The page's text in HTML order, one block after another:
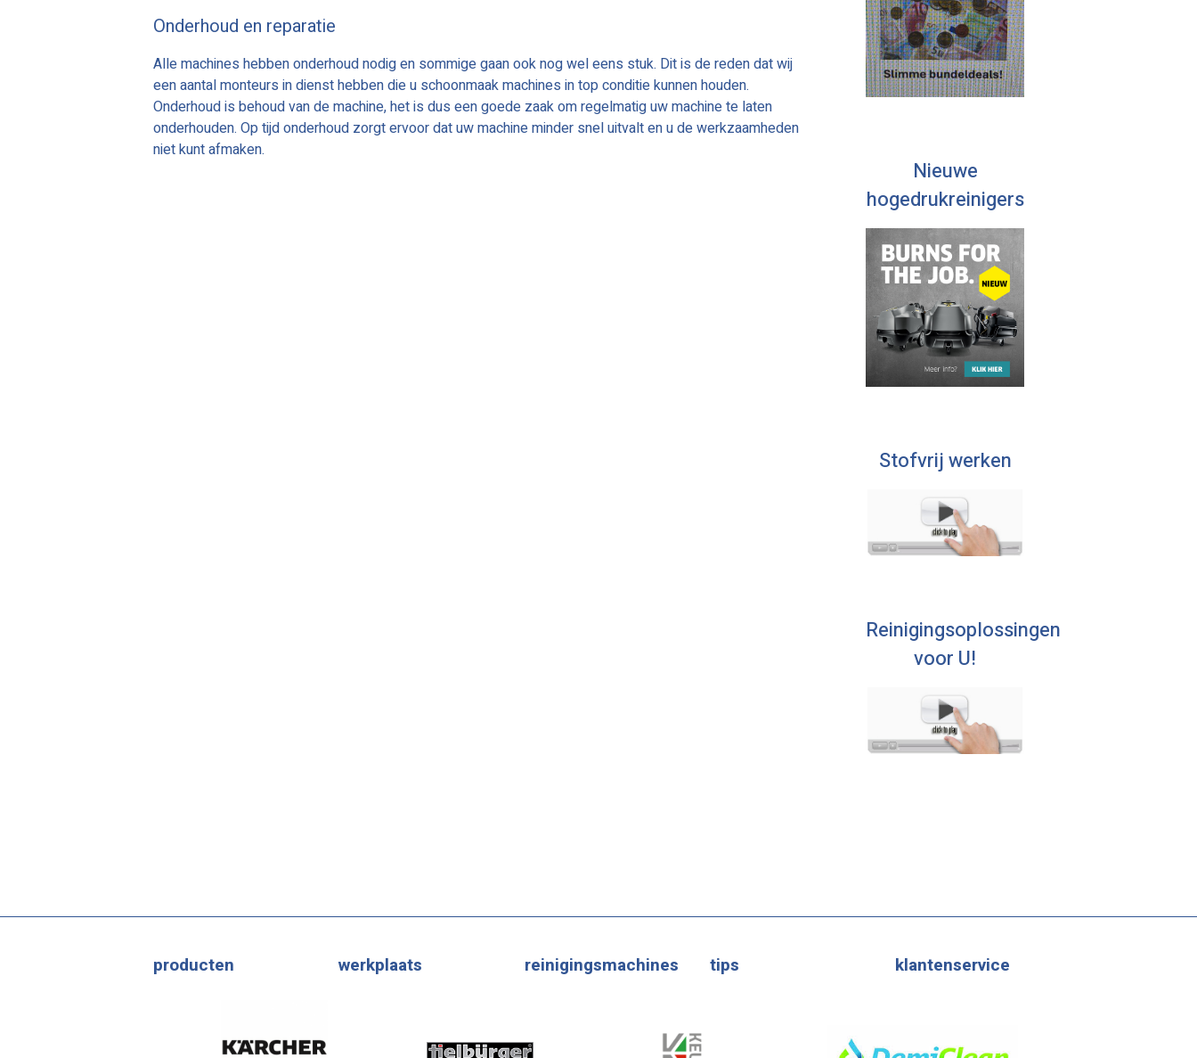
Onderhoud en reparatie
Alle machines hebben onderhoud nodig en sommige gaan ook nog wel eens stuk. Dit is de reden dat wij
een aantal monteurs in dienst hebben die u schoonmaak machines in top conditie kunnen houden.
Onderhoud is behoud van de machine, het is dus een goede zaak om regelmatig uw machine te laten
onderhouden. Op tijd onderhoud zorgt ervoor dat uw machine minder snel uitvalt en u de werkzaamheden
niet kunt afmaken.
Nieuwe
hogedrukreinigers
Stofvrij werken
Reinigingsoplossingen
voor U!
producten werkplaats reinigingsmachines tips klantenservice